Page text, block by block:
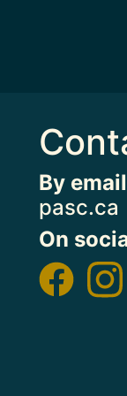
By
pasc.ca
On